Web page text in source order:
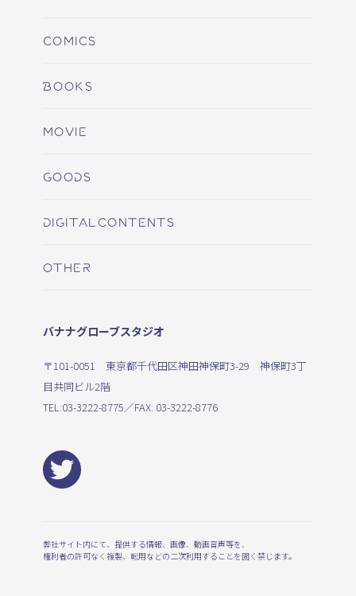
COMICS
BOOKS
MOVIE
GOODS
DIGITALCONTENTS
OTHER
バナナグローブスタジオ
〒101-0051 東京都千代田区神田神保町3-29 神保町3丁
目共同ビル2階
TEL:03-3222-8775／FAX: 03-3222-8776
弊社サイト内にて、提供する情報、画像、動画音声等を、
権利者の許可なく複製、転用などの二次利用することを固く禁じます。